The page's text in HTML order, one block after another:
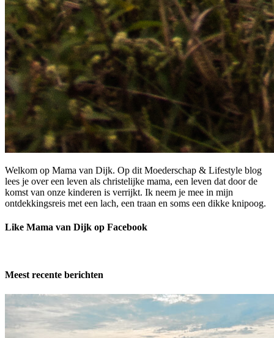
Welkom op Mama van Dijk. Op dit Moederschap & Lifestyle blog
lees je over een leven als christelijke mama, een leven dat door de
komst van onze kinderen is verrijkt. Ik neem je mee in mijn
ontdekkingsreis met een lach, een traan en soms een dikke knipoog.
Like Mama van Dijk op Facebook
Meest recente berichten